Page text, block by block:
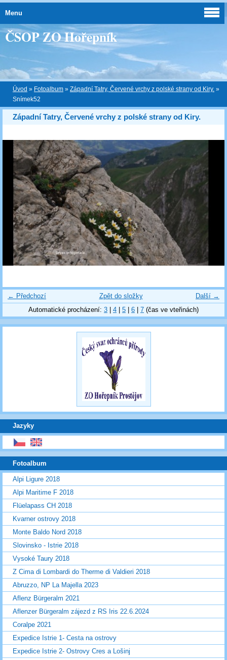
ČSOP ZO Hořepník
Úvod » Fotoalbum » Západní Tatry, Červené vrchy z polské strany od Kiry. »
Snímek52
Západní Tatry, Červené vrchy z polské strany od Kiry.
← Předchozí Další →
Zpět do složky
Automatické procházení: 3 | 4 | 5 | 6 | 7 (čas ve vteřinách)
Jazyky
Menu
Fotoalbum
Alpi Ligure 2018
Alpi Maritime F 2018
Flüelapass CH 2018
Kvarner ostrovy 2018
Monte Baldo Nord 2018
Slovinsko - Istrie 2018
Vysoké Taury 2018
Z Cima di Lombardi do Therme di Valdieri 2018
Abruzzo, NP La Majella 2023
Aflenz Bürgeralm 2021
Aflenzer Bürgeralm zájezd z RS Iris 22.6.2024
Coralpe 2021
Expedice Istrie 1- Cesta na ostrovy
Expedice Istrie 2- Ostrovy Cres a Lošinj